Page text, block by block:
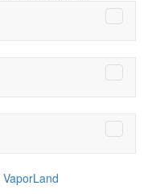
VaporLand